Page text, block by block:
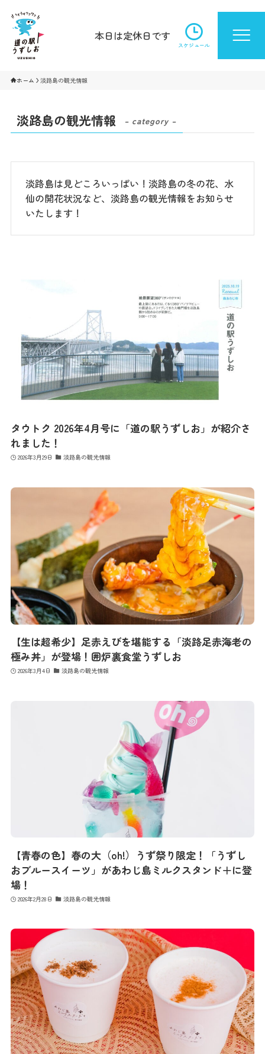
本日は定休日です
スケジュール
ホーム 淡路島の観光情報
淡路島の観光情報 – category –
淡路島は見どころいっぱい！淡路島の冬の花、水
仙の開花状況など、淡路島の観光情報をお知らせ
いたします！
タウトク 2026年4月号に「道の駅うずしお」が紹介さ
れました！
2026年3月29日 淡路島の観光情報
【生は超希少】足赤えびを堪能する「淡路足赤海老の
極み丼」が登場！囲炉裏食堂うずしお
2026年3月4日 淡路島の観光情報
【青春の色】春の大（oh!）うず祭り限定！「うずし
おブルースイーツ」があわじ島ミルクスタンド＋に登
場！
2026年2月28日 淡路島の観光情報